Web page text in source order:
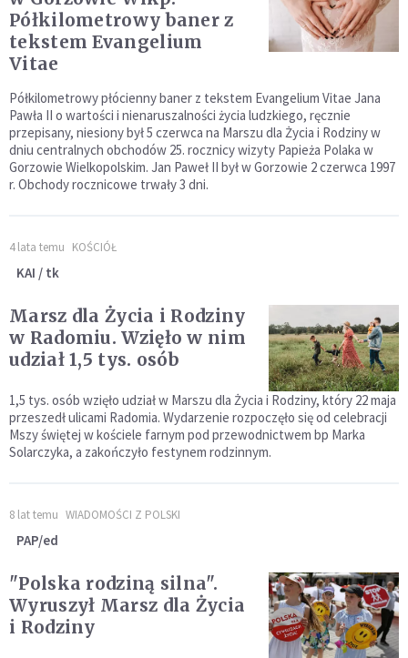
Półkilometrowy baner z
tekstem Evangelium
Vitae
Półkilometrowy płócienny baner z tekstem Evangelium Vitae Jana
Pawła II o wartości i nienaruszalności życia ludzkiego, ręcznie
przepisany, niesiony był 5 czerwca na Marszu dla Życia i Rodziny w
dniu centralnych obchodów 25. rocznicy wizyty Papieża Polaka w
Gorzowie Wielkopolskim. Jan Paweł II był w Gorzowie 2 czerwca 1997
r. Obchody rocznicowe trwały 3 dni.
4 lata temu KOŚCIÓŁ
KAI / tk
Marsz dla Życia i Rodziny
w Radomiu. Wzięło w nim
udział 1,5 tys. osób
1,5 tys. osób wzięło udział w Marszu dla Życia i Rodziny, który 22 maja
przeszedł ulicami Radomia. Wydarzenie rozpoczęło się od celebracji
Mszy świętej w kościele farnym pod przewodnictwem bp Marka
Solarczyka, a zakończyło festynem rodzinnym.
8 lat temu WIADOMOŚCI Z POLSKI
PAP/ed
"Polska rodziną silna".
Wyruszył Marsz dla Życia
i Rodziny